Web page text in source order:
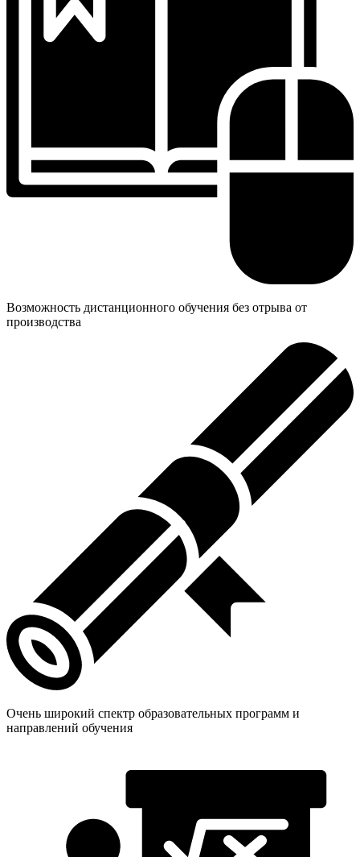
Возможность дистанционного обучения без отрыва от
производства
Очень широкий спектр образовательных программ и
направлений обучения